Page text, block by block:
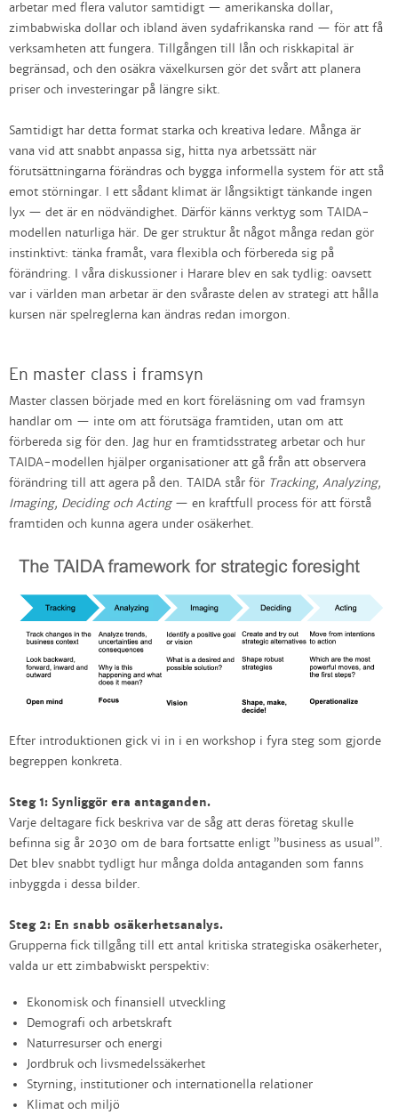
arbetar med flera valutor samtidigt — amerikanska dollar,
zimbabwiska dollar och ibland även sydafrikanska rand — för att få
verksamheten att fungera. Tillgången till lån och riskkapital är
begränsad, och den osäkra växelkursen gör det svårt att planera
priser och investeringar på längre sikt.
Samtidigt har detta format starka och kreativa ledare. Många är
vana vid att snabbt anpassa sig, hitta nya arbetssätt när
förutsättningarna förändras och bygga informella system för att stå
emot störningar. I ett sådant klimat är långsiktigt tänkande ingen
lyx — det är en nödvändighet. Därför känns verktyg som TAIDA-
modellen naturliga här. De ger struktur åt något många redan gör
instinktivt: tänka framåt, vara flexibla och förbereda sig på
förändring. I våra diskussioner i Harare blev en sak tydlig: oavsett
var i världen man arbetar är den svåraste delen av strategi att hålla
kursen när spelreglerna kan ändras redan imorgon.
En master class i framsyn
Master classen började med en kort föreläsning om vad framsyn
handlar om — inte om att förutsäga framtiden, utan om att
förbereda sig för den. Jag hur en framtidsstrateg arbetar och hur
TAIDA-modellen hjälper organisationer att gå från att observera
förändring till att agera på den. TAIDA står för Tracking, Analyzing,
Imaging, Deciding och Acting— en kraftfull process för att förstå
framtiden och kunna agera under osäkerhet.
Efter introduktionen gick vi in i en workshop i fyra steg som gjorde
begreppen konkreta.
Steg 1: Synliggör era antaganden.
Varje deltagare fick beskriva var de såg att deras företag skulle
befinna sig år 2030 om de bara fortsatte enligt ”business as usual”.
Det blev snabbt tydligt hur många dolda antaganden som fanns
inbyggda i dessa bilder.
Steg 2: En snabb osäkerhetsanalys.
Grupperna fick tillgång till ett antal kritiska strategiska osäkerheter,
valda ur ett zimbabwiskt perspektiv:
Ekonomisk och finansiell utveckling
Demografi och arbetskraft
Naturresurser och energi
Jordbruk och livsmedelssäkerhet
Styrning, institutioner och internationella relationer
Klimat och miljö